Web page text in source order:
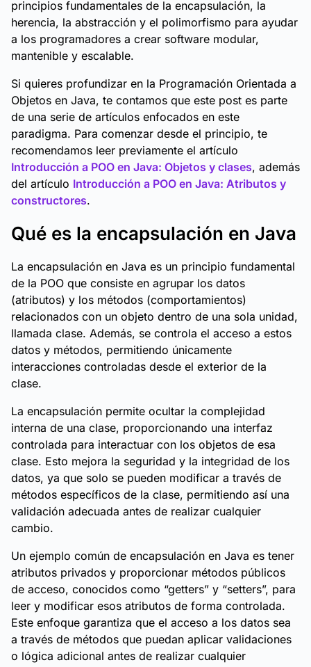
principios fundamentales de la encapsulación, la
herencia, la abstracción y el polimorfismo para ayudar
a los programadores a crear software modular,
mantenible y escalable.
Si quieres profundizar en la Programación Orientada a
Objetos en Java, te contamos que este post es parte
de una serie de artículos enfocados en este
paradigma. Para comenzar desde el principio, te
recomendamos leer previamente el artículo
Introducción a POO en Java: Objetos y clases, además
del artículo Introducción a POO en Java: Atributos y
constructores.
Qué es la encapsulación en Java
La encapsulación en Java es un principio fundamental
de la POO que consiste en agrupar los datos
(atributos) y los métodos (comportamientos)
relacionados con un objeto dentro de una sola unidad,
llamada clase. Además, se controla el acceso a estos
datos y métodos, permitiendo únicamente
interacciones controladas desde el exterior de la
clase.
La encapsulación permite ocultar la complejidad
interna de una clase, proporcionando una interfaz
controlada para interactuar con los objetos de esa
clase. Esto mejora la seguridad y la integridad de los
datos, ya que solo se pueden modificar a través de
métodos específicos de la clase, permitiendo así una
validación adecuada antes de realizar cualquier
cambio.
Un ejemplo común de encapsulación en Java es tener
atributos privados y proporcionar métodos públicos
de acceso, conocidos como “getters” y “setters”, para
leer y modificar esos atributos de forma controlada.
Este enfoque garantiza que el acceso a los datos sea
a través de métodos que puedan aplicar validaciones
o lógica adicional antes de realizar cualquier